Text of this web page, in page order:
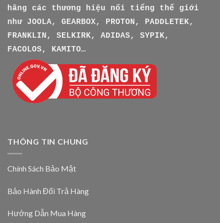
hãng các thương hiệu nổi tiếng thế giới
như
JOOLA, GEARBOX, PROTON, PADDLETEK,
FRANKLIN, SELKIRK, ADIDAS, SYPIK,
FACOLOS, KAMITO…
THÔNG TIN CHUNG
Chính Sách Bảo Mật
Bảo Hành Đổi Trả Hàng
Hướng Dẫn Mua Hàng